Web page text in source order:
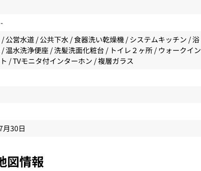
公営水道 / 公共下水 / 食器洗い乾燥機 / システムキッチン / 浴
温水洗浄便座 / 洗髪洗面化粧台 / トイレ２ヶ所 / ウォークイン
/ TVモニタ付インターホン / 複層ガラス
月30日
図情報